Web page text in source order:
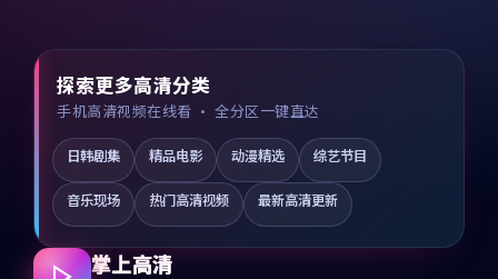
探索更多高清分类
手机高清视频在线看 · 全分区一键直达
日韩剧集 精品电影 动漫精选 综艺节目
音乐现场 热门高清视频 最新高清更新
掌上高清